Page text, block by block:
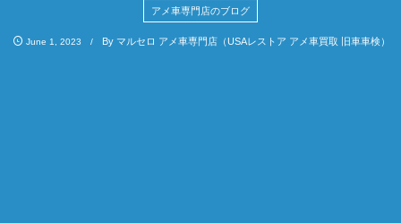
アメ車専門店のブログ
June 1 2023 By マルセロ アメ車専門店（USAレストア アメ車買取 旧車車検）